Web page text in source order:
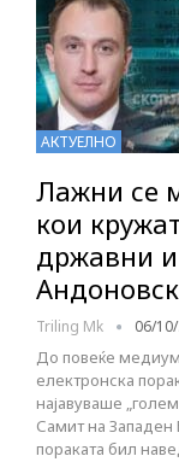
АКТУЕЛНО
Лажни се
кои
државни
Triling Mk 06/
До повеќе
електронска
најавуваше
Самит на Западен
пораката бил